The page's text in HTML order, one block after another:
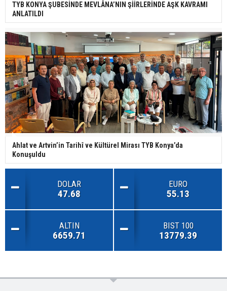
TYB KONYA ŞUBESİNDE MEVLÂNA’NIN ŞİİRLERİNDE AŞK KAVRAMI
ANLATILDI
Ahlat ve Artvin’in Tarihî ve Kültürel Mirası TYB Konya’da
Konuşuldu
DOLAR
47.68
EURO
55.13
ALTIN
6659.71
BIST 100
13779.39